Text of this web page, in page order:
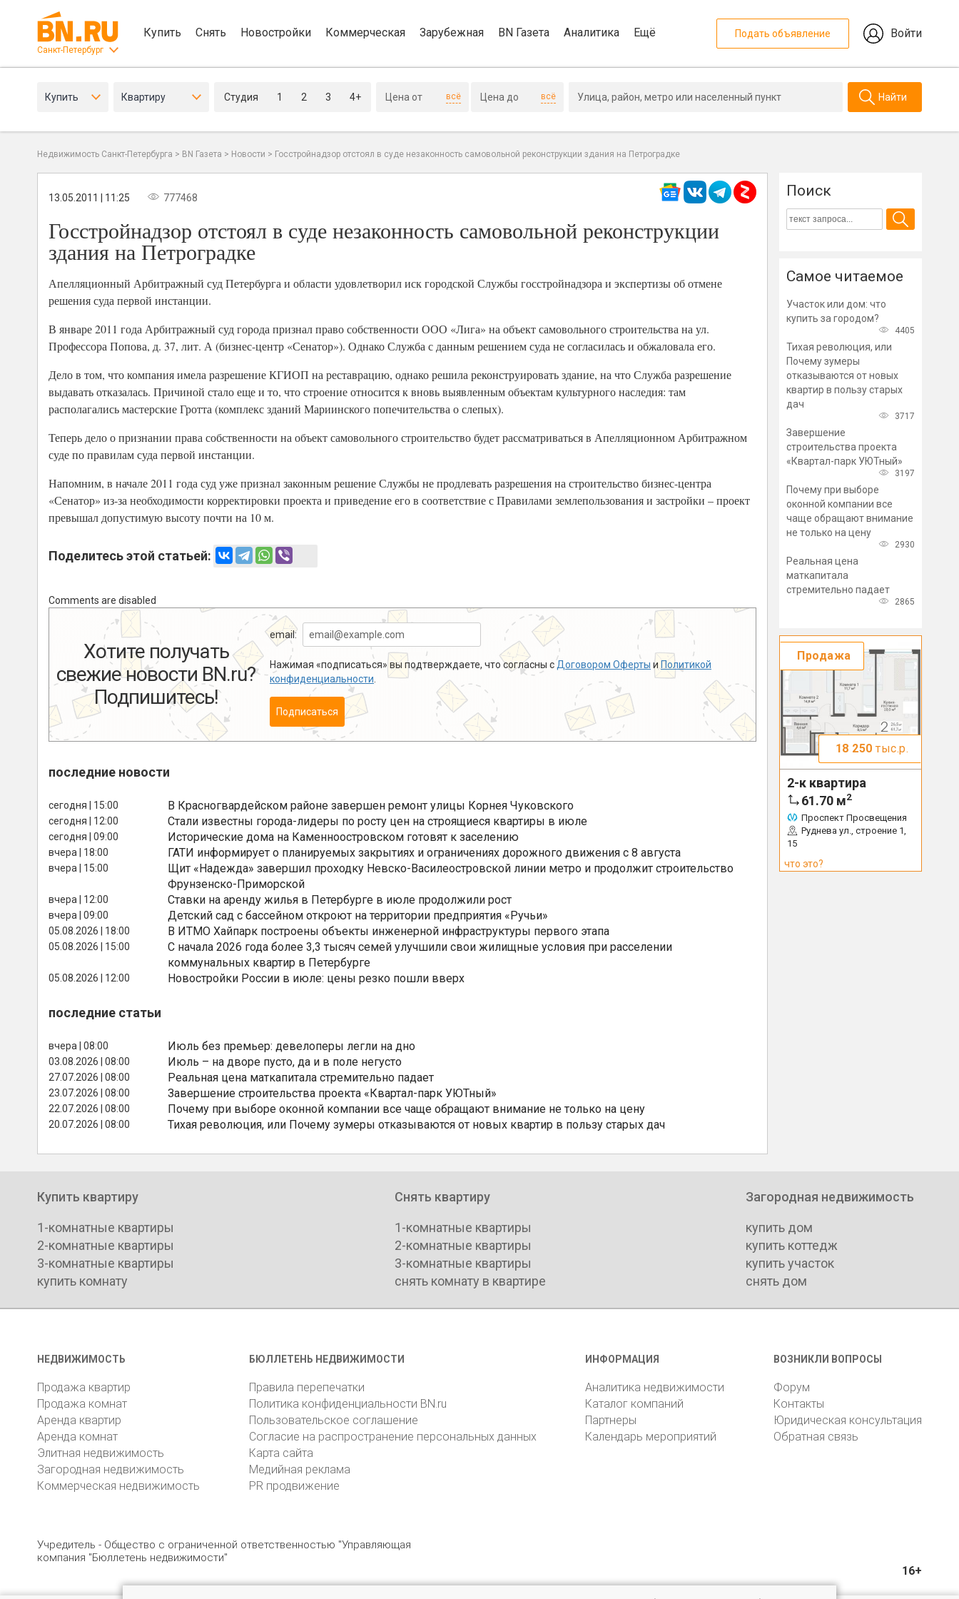
Санкт-Петербург
Купить Снять Новостройки Коммерческая Зарубежная BN Газета Аналитика Ещё Подать объявление Войти
Купить Квартиру Студия 1 2 3 4+ всё всё Найти
Недвижимость Санкт-Петербурга > BN Газета > Новости > Госстройнадзор отстоял в суде незаконность самовольной реконструкции здания на Петроградке
13.05.2011 | 11:25 777468
Госстройнадзор отстоял в суде незаконность самовольной реконструкции
здания на Петроградке
Апелляционный Арбитражный суд Петербурга и области удовлетворил иск городской Службы госстройнадзора и экспертизы об отмене
решения суда первой инстанции.
В январе 2011 года Арбитражный суд города признал право собственности ООО «Лига» на объект самовольного строительства на ул.
Профессора Попова, д. 37, лит. А (бизнес-центр «Сенатор»). Однако Служба с данным решением суда не согласилась и обжаловала его.
Дело в том, что компания имела разрешение КГИОП на реставрацию, однако решила реконструировать здание, на что Служба разрешение
выдавать отказалась. Причиной стало еще и то, что строение относится к вновь выявленным объектам культурного наследия: там
располагались мастерские Гротта (комплекс зданий Мариинского попечительства о слепых).
Теперь дело о признании права собственности на объект самовольного строительство будет рассматриваться в Апелляционном Арбитражном
суде по правилам суда первой инстанции.
Напомним, в начале 2011 года суд уже признал законным решение Службы не продлевать разрешения на строительство бизнес-центра
«Сенатор» из-за необходимости корректировки проекта и приведение его в соответствие с Правилами землепользования и застройки – проект
превышал допустимую высоту почти на 10 м.
Поделитесь этой статьей:
Comments are disabled
Хотите получать
свежие новости BN.ru?
Подпишитесь!
email:
Нажимая «подписаться» вы подтверждаете, что согласны с Договором Оферты и Политикой
конфиденциальности
Подписаться
последние новости
сегодня | 15:00 В Красногвардейском районе завершен ремонт улицы Корнея Чуковского
сегодня | 12:00 Стали известны города-лидеры по росту цен на строящиеся квартиры в июле
сегодня | 09:00 Исторические дома на Каменноостровском готовят к заселению
вчера | 18:00 ГАТИ информирует о планируемых закрытиях и ограничениях дорожного движения с 8 августа
вчера | 15:00
Щит «Надежда» завершил проходку Невско-Василеостровской линии метро и продолжит строительство
Фрунзенско-Приморской
вчера | 12:00 Ставки на аренду жилья в Петербурге в июле продолжили рост
вчера | 09:00 Детский сад с бассейном откроют на территории предприятия «Ручьи»
05.08.2026 | 18:00 В ИТМО Хайпарк построены объекты инженерной инфраструктуры первого этапа
05.08.2026 | 15:00
С начала 2026 года более 3,3 тысяч семей улучшили свои жилищные условия при расселении
коммунальных квартир в Петербурге
05.08.2026 | 12:00 Новостройки России в июле: цены резко пошли вверх
последние статьи
вчера | 08:00 Июль без премьер: девелоперы легли на дно
03.08.2026 | 08:00 Июль – на дворе пусто, да и в поле негусто
27.07.2026 | 08:00 Реальная цена маткапитала стремительно падает
23.07.2026 | 08:00 Завершение строительства проекта «Квартал-парк УЮТный»
22.07.2026 | 08:00 Почему при выборе оконной компании все чаще обращают внимание не только на цену
20.07.2026 | 08:00 Тихая революция, или Почему зумеры отказываются от новых квартир в пользу старых дач
Поиск
Самое читаемое
Участок или дом: что
купить за городом?
4405
Тихая революция, или
Почему зумеры
отказываются от новых
квартир в пользу старых
дач
3717
Завершение
строительства проекта
«Квартал-парк УЮТный»
3197
Почему при выборе
оконной компании все
чаще обращают внимание
не только на цену
2930
Реальная цена
маткапитала
стремительно падает
2865
Продажа
18 250 тыс.р.
2-к квартира
61.70 м2
Проспект Просвещения
Руднева ул., строение 1,
15
что это?
Купить квартиру
1-комнатные квартиры
2-комнатные квартиры
3-комнатные квартиры
купить комнату
Снять квартиру
1-комнатные квартиры
2-комнатные квартиры
3-комнатные квартиры
снять комнату в квартире
Загородная недвижимость
купить дом
купить коттедж
купить участок
снять дом
НЕДВИЖИМОСТЬ
Продажа квартир
Продажа комнат
Аренда квартир
Аренда комнат
Элитная недвижимость
Загородная недвижимость
Коммерческая недвижимость
БЮЛЛЕТЕНЬ НЕДВИЖИМОСТИ
Правила перепечатки
Политика конфиденциальности BN.ru
Пользовательское соглашение
Согласие на распространение персональных данных
Карта сайта
Медийная реклама
PR продвижение
ИНФОРМАЦИЯ
Аналитика недвижимости
Каталог компаний
Партнеры
Календарь мероприятий
ВОЗНИКЛИ ВОПРОСЫ
Форум
Контакты
Юридическая консультация
Обратная связь
Учредитель - Общество с ограниченной ответственностью "Управляющая
компания "Бюллетень недвижимости"
16+